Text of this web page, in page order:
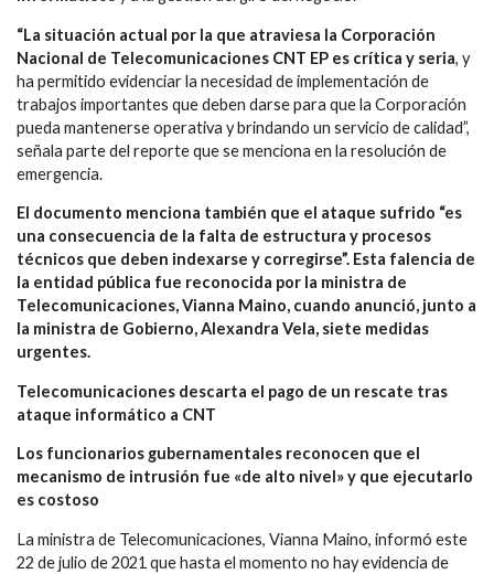
“La situación actual por la que atraviesa la Corporación
Nacional de Telecomunicaciones CNT EP es crítica y seria, y
ha permitido evidenciar la necesidad de implementación de
trabajos importantes que deben darse para que la Corporación
pueda mantenerse operativa y brindando un servicio de calidad”,
señala parte del reporte que se menciona en la resolución de
emergencia.
El documento menciona también que el ataque sufrido “es
una consecuencia de la falta de estructura y procesos
técnicos que deben indexarse y corregirse”. Esta falencia de
la entidad pública fue reconocida por la ministra de
Telecomunicaciones, Vianna Maino, cuando anunció, junto a
la ministra de Gobierno, Alexandra Vela, siete medidas
urgentes.
Telecomunicaciones descarta el pago de un rescate tras
ataque informático a CNT
Los funcionarios gubernamentales reconocen que el
mecanismo de intrusión fue «de alto nivel» y que ejecutarlo
es costoso
La ministra de Telecomunicaciones, Vianna Maino, informó este
22 de julio de 2021 que hasta el momento no hay evidencia de